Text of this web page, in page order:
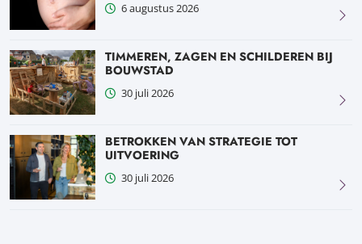
6 augustus 2026
TIMMEREN, ZAGEN EN SCHILDEREN BIJ
BOUWSTAD
30 juli 2026
BETROKKEN VAN STRATEGIE TOT
UITVOERING
30 juli 2026